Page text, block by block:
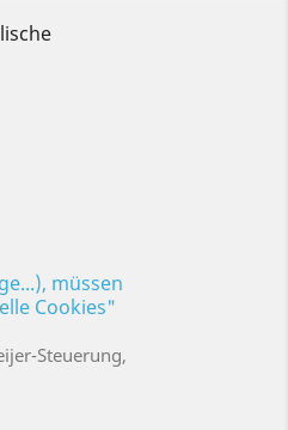
müssen
Cookies"
Steuerung,